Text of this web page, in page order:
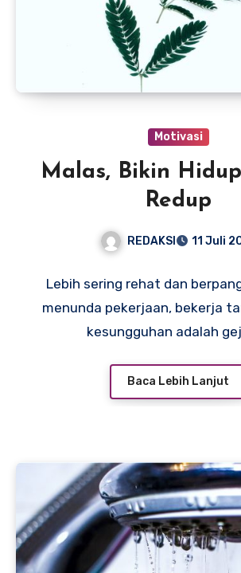
Motivasi
Malas, Bikin
Redup
REDAKSI 11 Juli
Lebih sering rehat dan
menunda pekerjaan, bekerja
kesungguhan adalah
Baca Lebih Lanjut